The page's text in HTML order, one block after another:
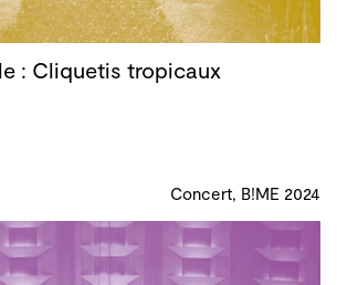
: Cliquetis tropicaux
Concert, B!ME 2024